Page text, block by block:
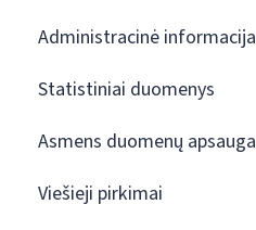
Administracinė informacija
Statistiniai duomenys
Asmens duomenų apsauga
Viešieji pirkimai